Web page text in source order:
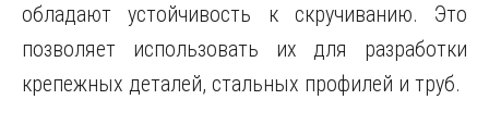
обладают устойчивость к скручиванию. Это
позволяет использовать их для разработки
крепежных деталей, стальных профилей и труб.